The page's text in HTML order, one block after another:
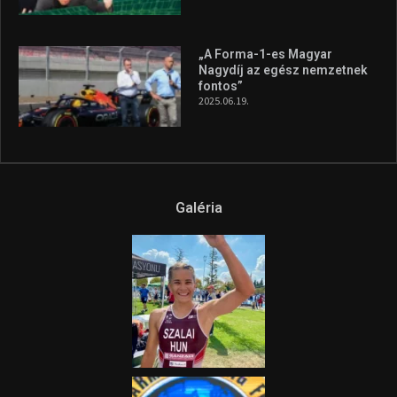
„A Forma-1-es Magyar
Nagydíj az egész nemzetnek
fontos”
2025.06.19.
Galéria